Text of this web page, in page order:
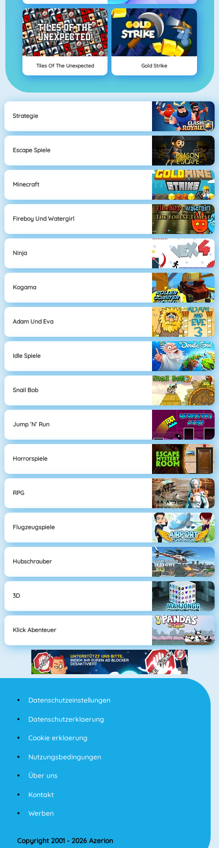
Tiles Of The Unexpected Gold Strike
Strategie
Escape Spiele
Minecraft
Fireboy Und Watergirl
Ninja
Kogama
Adam Und Eva
Idle Spiele
Snail Bob
Jump ’n’ Run
Horrorspiele
RPG
Flugzeugspiele
Hubschrauber
3D
Klick Abenteuer
Datenschutzeinstellungen
Datenschutzerklaerung
Cookie erklaerung
Nutzungsbedingungen
Über uns
Kontakt
Werben
Copyright 2001 - 2026 Azerion